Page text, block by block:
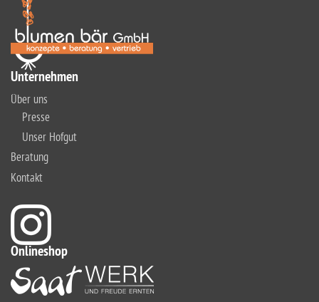
Unternehmen
Über uns
Presse
Unser Hofgut
Beratung
Kontakt
Onlineshop